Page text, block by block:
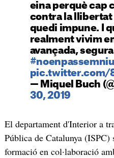
eina perquè cap
contra la llibertat
quedi impune. I
realment vivim
avançada,
pic.twitter.com/
— Miquel Buch
30, 2019
El departament d'Interior a
Pública de Catalunya
formació en col·laboració